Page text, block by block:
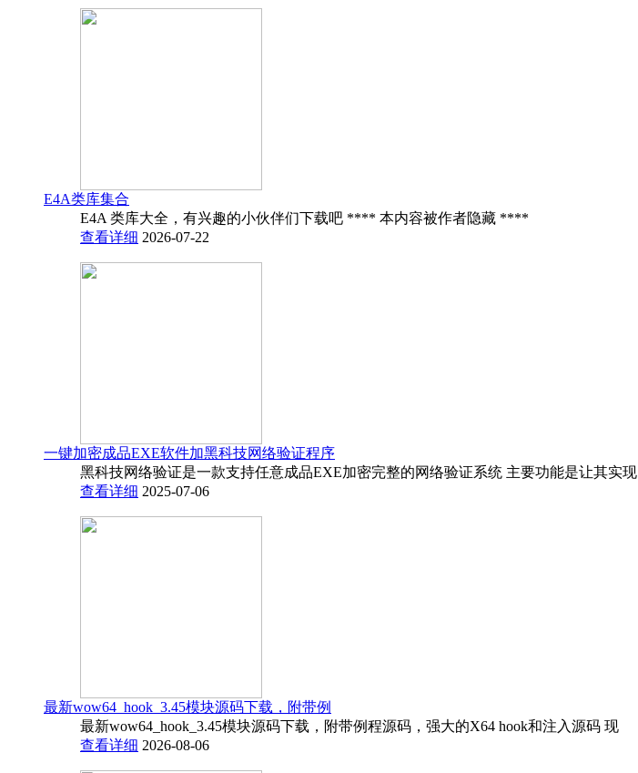
E4A类库集合
E4A 类库大全，有兴趣的小伙伴们下载吧 **** 本内容被作者隐藏 ****
查看详细 2026-07-22
一键加密成品EXE软件加黑科技网络验证程序
黑科技网络验证是一款支持任意成品EXE加密完整的网络验证系统 主要功能是让其实现
查看详细 2025-07-06
最新wow64_hook_3.45模块源码下载，附带例
最新wow64_hook_3.45模块源码下载，附带例程源码，强大的X64 hook和注入源码 现
查看详细 2026-08-06